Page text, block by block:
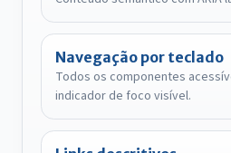
Navegação por teclado
Todos os componentes
indicador de foco visível.